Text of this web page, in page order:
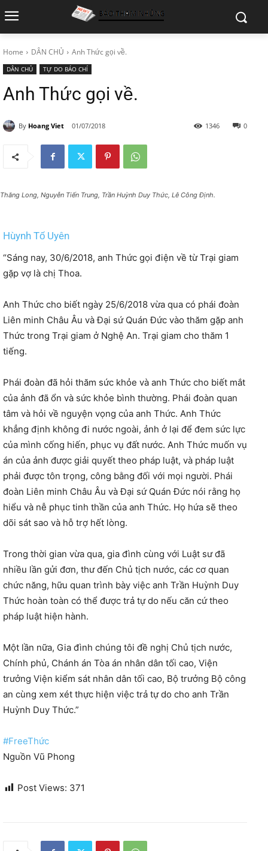
Home DÂN CHỦ Anh Thức gọi về.
DÂN CHỦ TỰ DO BÁO CHÍ
Anh Thức gọi về.
By Hoang Viet 01/07/2018 0
1346
Long, Nguyễn Tiến Trung, Trần Huỳnh Duy Thức, Lê Công Định.
Hùynh Tố Uyên
“Sáng nay, 30/6/2018, anh Thức gọi điện về từ Trại giam
gặp vợ là chị Thoa.
Anh Thức cho biết ngày 25/6/2018 vừa qua có phái đoàn
Liên minh Châu Âu và Đại sứ Quán Đức vào thăm gặp anh
Thức trong Trại giam ở Nghệ An. Trại giam cho thăm 1
tiếng.
Phái đoàn đã hỏi thăm sức khỏe và anh Thức cho biết mắt
của ảnh đã ổn và sức khỏe bình thường. Phái đoàn quan
tâm và hỏi về nguyện vọng của anh Thức. Anh Thức
khẳng định không đi nước ngoài, ảnh ở lại để đem sức lực
của mình cống hiến, phục vụ đất nước. Anh Thức muốn vụ
án của ảnh được giải quyết theo pháp luật, và pháp luật
phải được tôn trọng, công bằng đối với mọi người. Phái
đoàn Liên minh Châu Âu và Đại sứ Quán Đức nói rằng họ
hiểu và nễ phục tinh thần của anh Thức. Họ hứa sẽ theo
dõi sát sao và hỗ trợ hết lòng.
Trong thời gian vừa qua, gia đình cùng với Luật sư đã
nhiều lần gửi đơn, thư đến Chủ tịch nước, các cơ quan
chức năng, hữu quan trình bày việc anh Trần Huỳnh Duy
Thức hoàn toàn có thể được trả tự do nếu căn cứ theo
pháp luật hiện hành.
Một lần nữa, Gia đình chúng tôi đề nghị Chủ tịch nước,
Chính phủ, Chánh án Tòa án nhân dân tối cao, Viện
trưởng Viện kiểm sát nhân dân tối cao, Bộ trưởng Bộ công
an cùng xem xét thực hiện việc trả tự do cho anh Trần
Huỳnh Duy Thức.”
#FreeThức
Nguồn Vũ Phong
Post Views: 371